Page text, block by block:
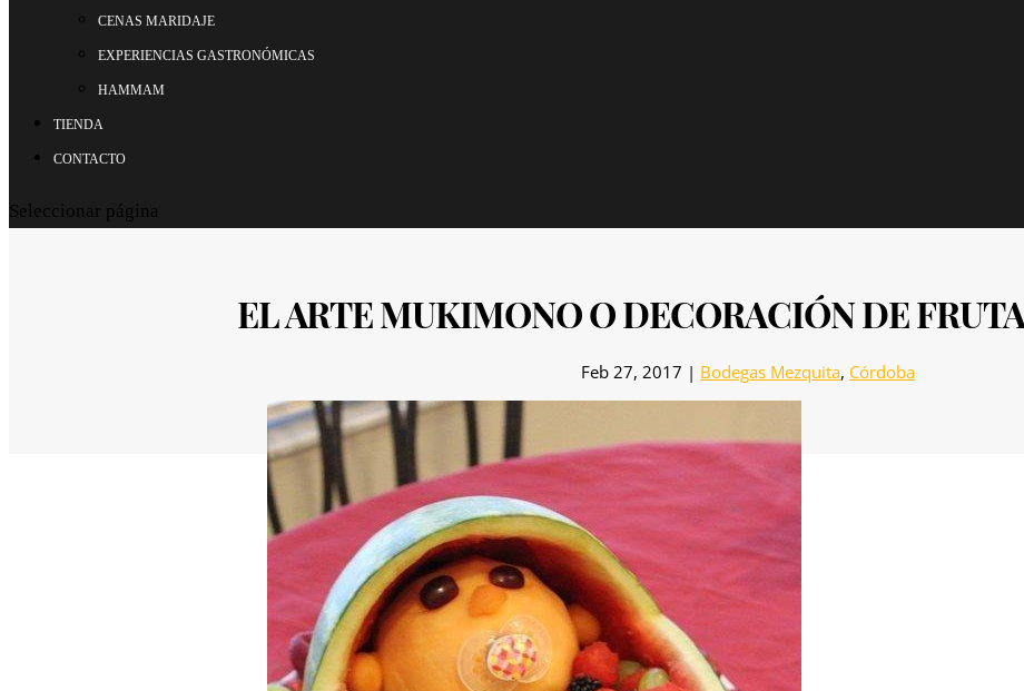
CENAS MARIDAJE
EXPERIENCIAS GASTRONÓMICAS
HAMMAM
TIENDA
CONTACTO
Seleccionar página
EL ARTE MUKIMONO O DECORACIÓN DE
Feb 27, 2017 | Bodegas Mezquita, Córdoba